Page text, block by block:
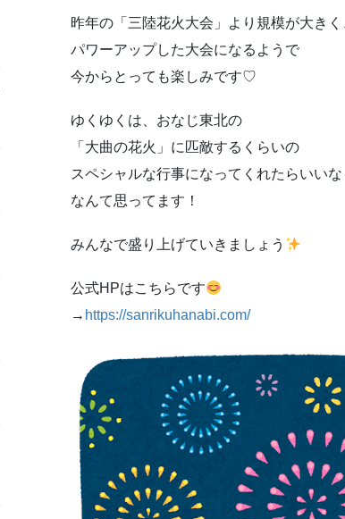
昨年の「三陸花火大会」より規模が大きく
パワーアップした大会になるようで
今からとっても楽しみです♡
ゆくゆくは、おなじ東北の
「大曲の花火」に匹敵するくらいの
スペシャルな行事になってくれたらいいな
なんて思ってます！
みんなで盛り上げていきましょう
公式HPはこちらです
→ https://sanrikuhanabi.com/